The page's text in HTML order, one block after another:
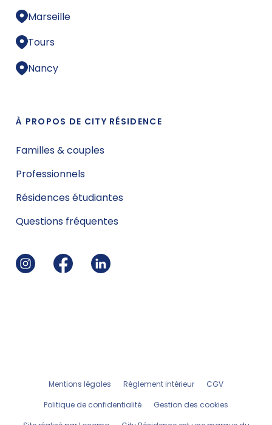
Marseille
Tours
Nancy
À PROPOS DE CITY RÉSIDENCE
Familles & couples
Professionnels
Résidences étudiantes
Questions fréquentes
Mentions légales Réglement intérieur
CGV
Politique de confidentialité
Gestion des cookies